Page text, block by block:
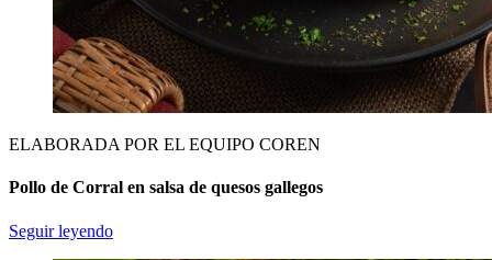
ELABORADA POR EL EQUIPO COREN
Pollo de Corral en salsa de quesos gallegos
Seguir leyendo